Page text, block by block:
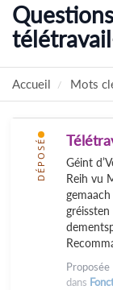
Accueil Mots
DÉPOSÉ
Géint
Reih vu
Proposée
dans